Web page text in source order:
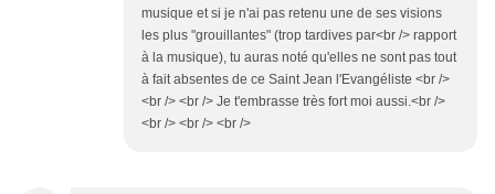
musique et si je n'ai pas retenu une de ses visions
les plus "grouillantes" (trop tardives par<br /> rapport
à la musique), tu auras noté qu'elles ne sont pas tout
à fait absentes de ce Saint Jean l'Evangéliste <br />
<br /> <br /> Je t'embrasse très fort moi aussi.<br />
<br /> <br /> <br />